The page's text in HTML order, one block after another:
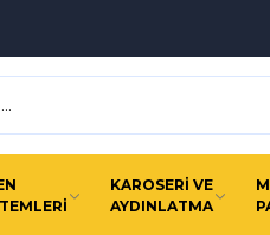
KAROSERİ VE
AYDINLATMA